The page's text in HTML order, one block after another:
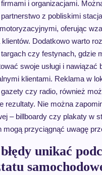
i organizacjami.
z pobliskimi
oferując
klientów. Dodatkowo warto
czy festynach, gdzie
swoje usługi i nawiązać
klientami. Reklama w
czy radio, również
rezultaty. Nie można
– billboardy czy plakaty w
mogą przyciągnąć uwagę
unikać